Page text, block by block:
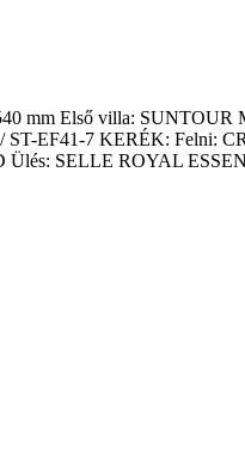
mm Első villa:
EF41-7 KERÉK: Felni:
SELLE ROYAL